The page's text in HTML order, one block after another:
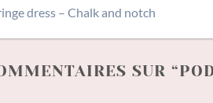
dress – Chalk and notch
SUR “